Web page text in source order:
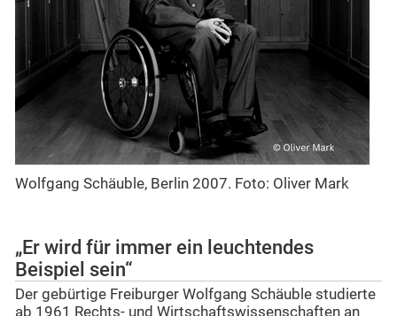
Wolfgang Schäuble, Berlin 2007. Foto: Oliver Mark
„Er wird für immer ein leuchtendes
Beispiel sein“
Der gebürtige Freiburger Wolfgang Schäuble studierte
ab 1961 Rechts- und Wirtschaftswissenschaften an